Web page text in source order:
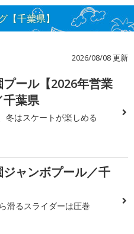
【千葉県】
2026/08/08 更新
ール【2026年営業
千葉県
冬はスケートが楽しめる
ャンボプール／千
滑るスライダーは圧巻